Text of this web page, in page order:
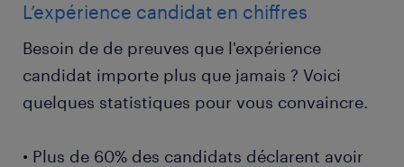
L’expérience candidat en chiffres
Besoin de de preuves que l'expérience
candidat importe plus que jamais ? Voici
quelques statistiques pour vous convaincre.
• Plus de 60% des candidats déclarent avoir